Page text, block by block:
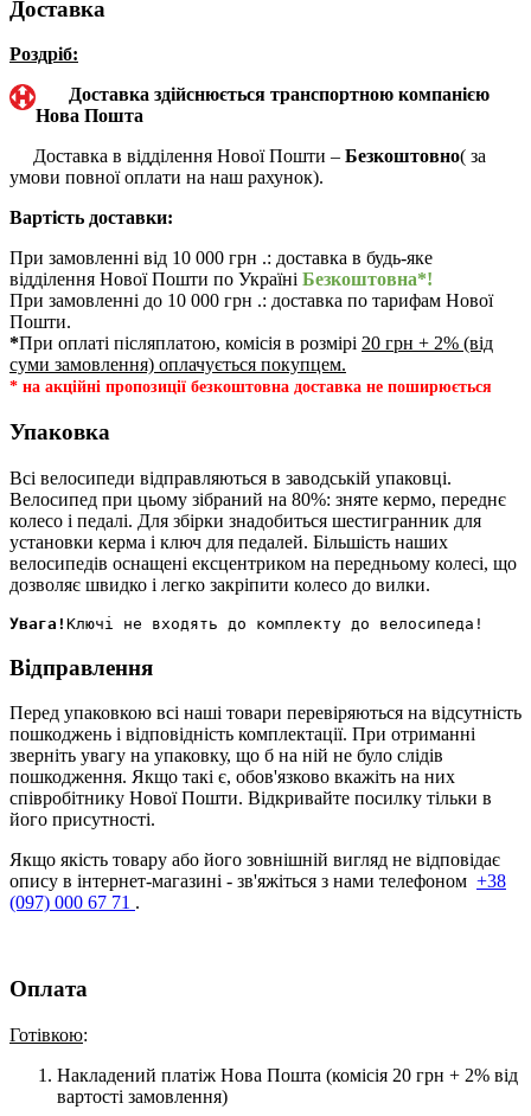
Доставка
Роздріб:
Доставка здійснюється транспортною компанією
Нова Пошта
Доставка в відділення Нової Пошти – Безкоштовно( за
умови повної оплати на наш рахунок).
Вартість доставки:
При замовленні від 10 000 грн .: доставка в будь-яке
відділення Нової Пошти по Україні Безкоштовна*!
При замовленні до 10 000 грн .: доставка по тарифам Нової
Пошти.
*При оплаті післяплатою, комісія в розмірі 20 грн + 2% (від
суми замовлення) оплачується покупцем.
* на акційні пропозиції безкоштовна доставка не поширюється
Упаковка
Всі велосипеди відправляються в заводській упаковці.
Велосипед при цьому зібраний на 80%: зняте кермо, переднє
колесо і педалі. Для збірки знадобиться шестигранник для
установки керма і ключ для педалей. Більшість наших
велосипедів оснащені ексцентриком на передньому колесі, що
дозволяє швидко і легко закріпити колесо до вилки.
Увага!
Відправлення
Перед упаковкою всі наші товари перевіряються на відсутність
пошкоджень і відповідність комплектації. При отриманні
зверніть увагу на упаковку, що б на ній не було слідів
пошкодження. Якщо такі є, обов'язково вкажіть на них
співробітнику Нової Пошти. Відкривайте посилку тільки в
його присутності.
Якщо якість товару або його зовнішній вигляд не відповідає
опису в інтернет-магазині - зв'яжіться з нами телефоном +38
(097) 000 67 71 .
Оплата
Готівкою:
Накладений платіж Нова Пошта (комісія 20 грн + 2% від
вартості замовлення)